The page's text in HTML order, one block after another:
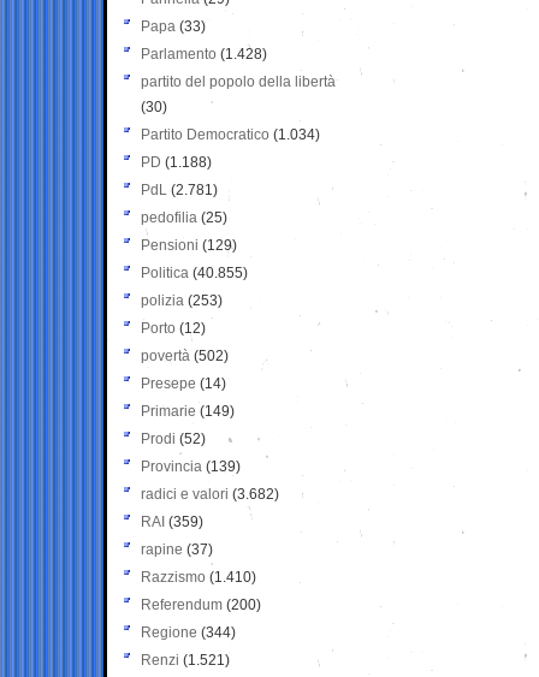
Papa (33)
Parlamento (1.428)
partito del popolo della libertà
(30)
Partito Democratico (1.034)
PD (1.188)
PdL (2.781)
pedofilia (25)
Pensioni (129)
Politica (40.855)
polizia (253)
Porto (12)
povertà (502)
Presepe (14)
Primarie (149)
Prodi (52)
Provincia (139)
radici e valori (3.682)
RAI (359)
rapine (37)
Razzismo (1.410)
Referendum (200)
Regione (344)
Renzi (1.521)